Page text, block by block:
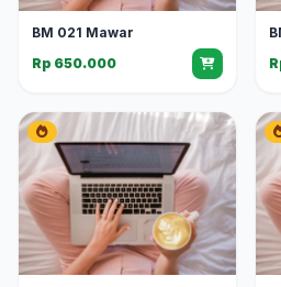
BM 021 Mawar
Rp 650.000